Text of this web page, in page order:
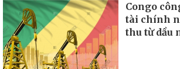
Congo
tài chính
thu từ dầu